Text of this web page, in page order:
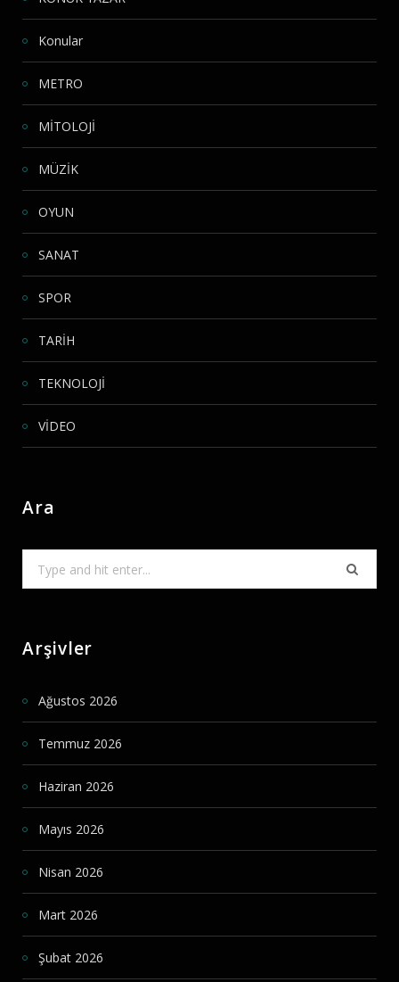
Konular
METRO
MİTOLOJİ
MÜZİK
OYUN
SANAT
SPOR
TARİH
TEKNOLOJİ
VİDEO
Ara
Arşivler
Ağustos 2026
Temmuz 2026
Haziran 2026
Mayıs 2026
Nisan 2026
Mart 2026
Şubat 2026